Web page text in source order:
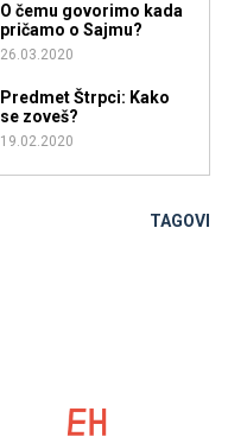
O čemu govorimo kada
pričamo o Sajmu?
26.03.2020
Predmet Štrpci: Kako
se zoveš?
19.02.2020
TAGOVI